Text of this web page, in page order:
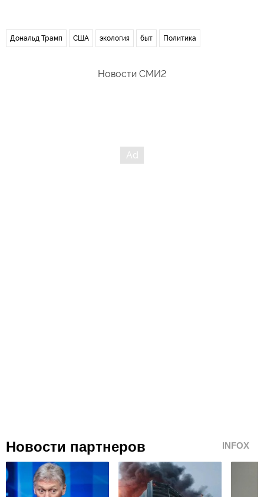
Дональд Трамп США экология быт Политика
Новости СМИ2
Новости партнеров INFOX